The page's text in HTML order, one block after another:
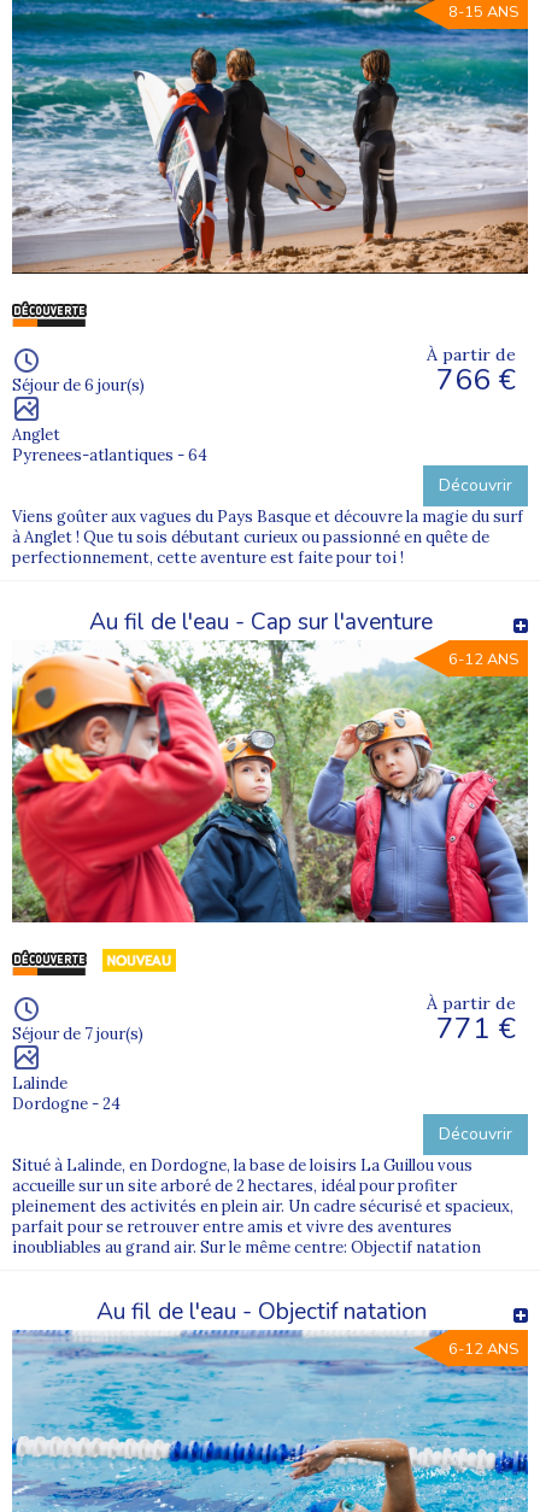
8-15 ANS
Séjour de 6 jour(s)
Anglet
Pyrenees-atlantiques - 64
À partir de
766 €
Découvrir
Viens goûter aux vagues du Pays Basque et découvre la magie du surf
à Anglet ! Que tu sois débutant curieux ou passionné en quête de
perfectionnement, cette aventure est faite pour toi !
Au fil de l'eau - Cap sur l'aventure
6-12 ANS
Séjour de 7 jour(s)
Lalinde
Dordogne - 24
À partir de
771 €
Découvrir
Situé à Lalinde, en Dordogne, la base de loisirs La Guillou vous
accueille sur un site arboré de 2 hectares, idéal pour profiter
pleinement des activités en plein air. Un cadre sécurisé et spacieux,
parfait pour se retrouver entre amis et vivre des aventures
inoubliables au grand air. Sur le même centre: Objectif natation
Au fil de l'eau - Objectif natation
6-12 ANS